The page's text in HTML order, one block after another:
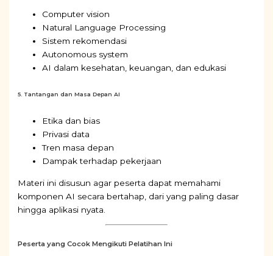
Computer vision
Natural Language Processing
Sistem rekomendasi
Autonomous system
AI dalam kesehatan, keuangan, dan edukasi
5. Tantangan dan Masa Depan AI
Etika dan bias
Privasi data
Tren masa depan
Dampak terhadap pekerjaan
Materi ini disusun agar peserta dapat memahami
komponen AI secara bertahap, dari yang paling dasar
hingga aplikasi nyata.
Peserta yang Cocok Mengikuti Pelatihan Ini